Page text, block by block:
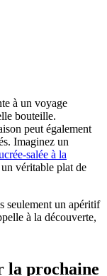
à un voyage
bouteille.
peut également
Imaginez un
salée à la
véritable plat de
seulement un apéritif
à la découverte,
la prochaine